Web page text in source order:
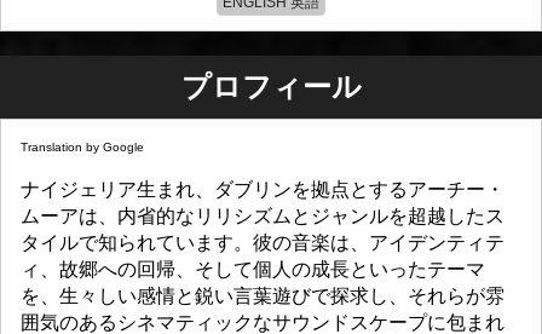
プロフィール
Translation by Google
ナイジェリア生まれ、ダブリンを拠点とするアーチー・
ムーアは、内省的なリリシズムとジャンルを超越したス
タイルで知られています。彼の音楽は、アイデンティテ
ィ、故郷への回帰、そして個人の成長といったテーマ
を、生々しい感情と鋭い言葉遊びで探求し、それらが雰
囲気のあるシネマティックなサウンドスケープに包まれ